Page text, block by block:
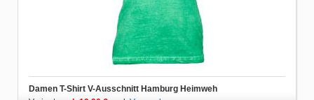
Damen T-Shirt V-Ausschnitt Hamburg Heimweh